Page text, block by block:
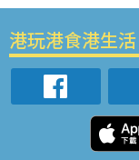
港玩港食港生活